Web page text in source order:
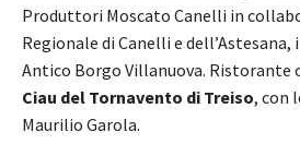
Produttori Moscato Canelli in
Regionale di Canelli e
Antico Borgo Villanuova. Ristorante
Ciau del Tornavento di Treiso, con
Maurilio Garola.